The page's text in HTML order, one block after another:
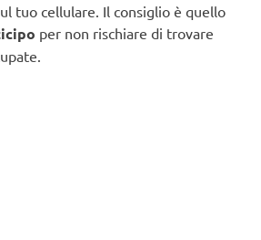
tuo cellulare. Il consiglio è quello
per non rischiare di trovare